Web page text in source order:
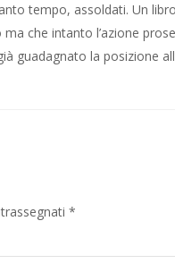
tempo, assoldati. Un
che intanto l’azione
guadagnato la posizione
*